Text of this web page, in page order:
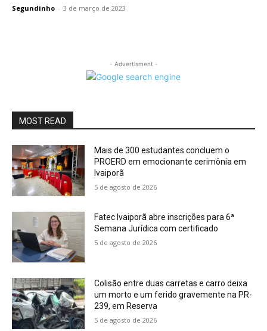
Segundinho - 3 de março de 2023
- Advertisment -
MOST READ
Mais de 300 estudantes concluem o
PROERD em emocionante cerimônia em
Ivaiporã
5 de agosto de 2026
Fatec Ivaiporã abre inscrições para 6ª
Semana Jurídica com certificado
5 de agosto de 2026
Colisão entre duas carretas e carro deixa
um morto e um ferido gravemente na PR-
239, em Reserva
5 de agosto de 2026